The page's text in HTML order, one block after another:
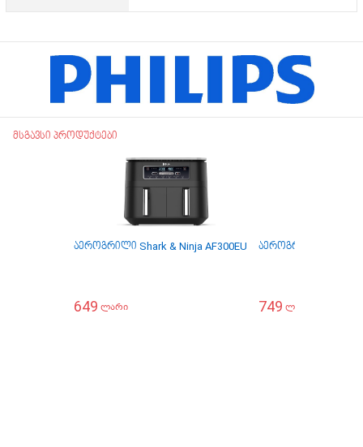
მსგავსი პროდუქტები
აეროგრილი Shark & Ninja AF300EU
649 ლარი
აეროგრილი Shark &
749 ლარი